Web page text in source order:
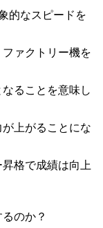
的なスピードを
ァクトリー機を
ることを意味し
上がることにな
格で成績は向上
のか？